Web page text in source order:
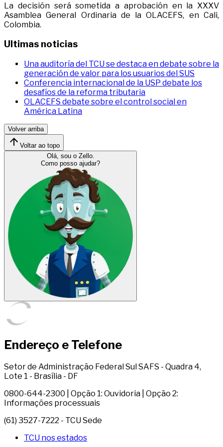
La decisión será sometida a aprobación en la XXXV
Asamblea General Ordinaria de la OLACEFS, en Cali,
Colombia.
Ultimas noticias
Una auditoría del TCU se destaca en debate sobre la
generación de valor para los usuarios del SUS
Conferencia internacional de la USP debate los
desafíos de la reforma tributaria
OLACEFS debate sobre el control social en
América Latina
Volver arriba
Voltar ao topo
Olá, sou o Zello.
Como posso ajudar?
Endereço e Telefone
Setor de Administração Federal Sul SAFS - Quadra 4,
Lote 1 - Brasília - DF
0800-644-2300 | Opção 1: Ouvidoria | Opção 2:
Informações processuais
(61) 3527-7222 - TCU Sede
TCU nos estados